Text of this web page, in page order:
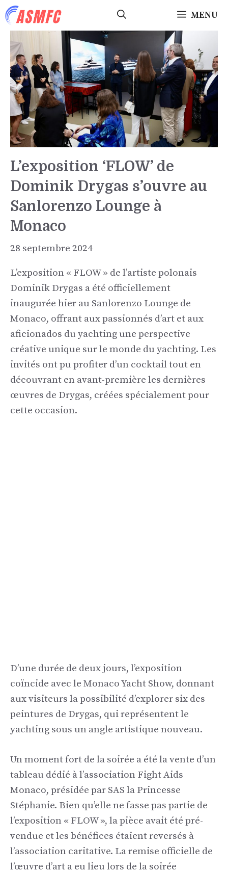
Aller
au
MENU
L’exposition ‘FLOW’ de
Dominik Drygas s’ouvre au
Sanlorenzo Lounge à
Monaco
28 septembre 2024
L’exposition « FLOW » de l’artiste polonais
Dominik Drygas a été officiellement
inaugurée hier au Sanlorenzo Lounge de
Monaco, offrant aux passionnés d’art et aux
aficionados du yachting une perspective
créative unique sur le monde du yachting. Les
invités ont pu profiter d’un cocktail tout en
découvrant en avant-première les dernières
œuvres de Drygas, créées spécialement pour
cette occasion.
D’une durée de deux jours, l’exposition
coïncide avec le Monaco Yacht Show, donnant
aux visiteurs la possibilité d’explorer six des
peintures de Drygas, qui représentent le
yachting sous un angle artistique nouveau.
Un moment fort de la soirée a été la vente d’un
tableau dédié à l’association Fight Aids
Monaco, présidée par SAS la Princesse
Stéphanie. Bien qu’elle ne fasse pas partie de
l’exposition « FLOW », la pièce avait été pré-
vendue et les bénéfices étaient reversés à
l’association caritative. La remise officielle de
l’œuvre d’art a eu lieu lors de la soirée